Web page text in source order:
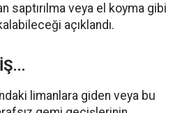
saptırılma veya el koyma gibi
açıklandı.
limanlara giden veya bu